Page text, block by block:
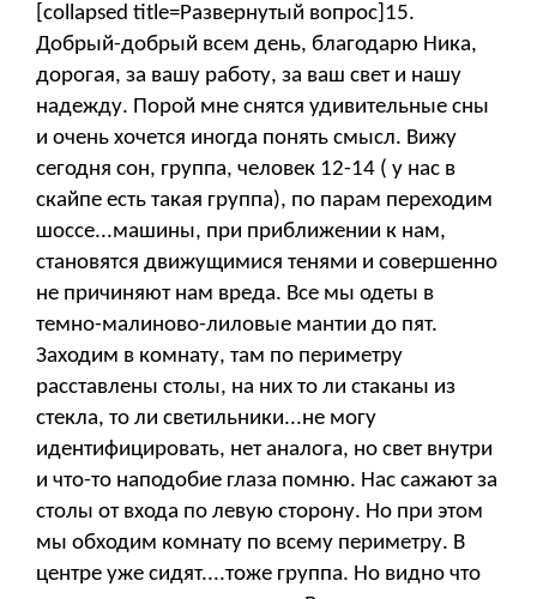
[collapsed title=Развернутый вопрос]15.
Добрый-добрый всем день, благодарю Ника,
дорогая, за вашу работу, за ваш свет и нашу
надежду. Порой мне снятся удивительные сны
и очень хочется иногда понять смысл. Вижу
сегодня сон, группа, человек 12-14 ( у нас в
скайпе есть такая группа), по парам переходим
шоссе...машины, при приближении к нам,
становятся движущимися тенями и совершенно
не причиняют нам вреда. Все мы одеты в
темно-малиново-лиловые мантии до пят.
Заходим в комнату, там по периметру
расставлены столы, на них то ли стаканы из
стекла, то ли светильники...не могу
идентифицировать, нет аналога, но свет внутри
и что-то наподобие глаза помню. Нас сажают за
столы от входа по левую сторону. Но при этом
мы обходим комнату по всему периметру. В
центре уже сидят....тоже группа. Но видно что